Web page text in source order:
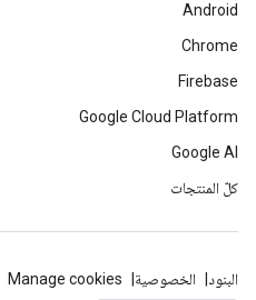
Android
Chrome
Firebase
Google Cloud Platform
Google AI
كلّ المنتجات
البنود الخصوصية Manage cookies